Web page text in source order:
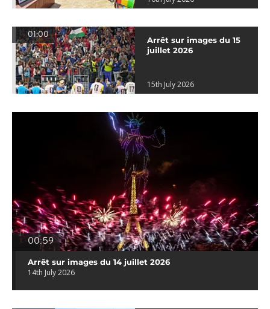
01:00
Arrêt sur images du 15
juillet 2026
15th July 2026
00:59
Arrêt sur images du 14 juillet 2026
14th July 2026